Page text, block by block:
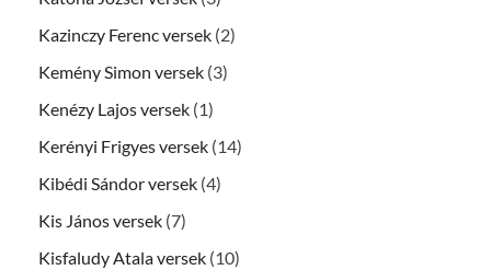
Kazinczy Ferenc versek (2)
Kemény Simon versek (3)
Kenézy Lajos versek (1)
Kerényi Frigyes versek (14)
Kibédi Sándor versek (4)
Kis János versek (7)
Kisfaludy Atala versek (10)